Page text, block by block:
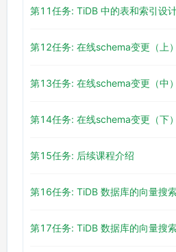
第11任务: TiDB 中的表和索引设
第12任务: 在线schema变更（上）
第13任务: 在线schema变更（中）
第14任务: 在线schema变更（下）
第15任务: 后续课程介绍
第16任务: TiDB 数据库的向量搜索
第17任务: TiDB 数据库的向量搜索